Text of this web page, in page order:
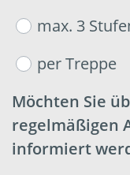
max. 3
per Treppe
Möchten Sie
regelmäßigen
informiert